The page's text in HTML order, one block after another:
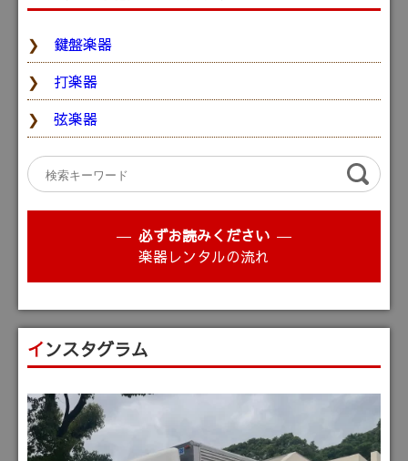
鍵盤楽器
打楽器
弦楽器
必ずお読みください
楽器レンタルの流れ
インスタグラム